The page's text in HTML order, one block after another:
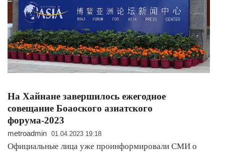
На Хайнане завершилось ежегодное
совещание Боаоского азиатского
форума-2023
metroadmin 01.04.2023 19:18
Официальные лица уже проинформировали СМИ о